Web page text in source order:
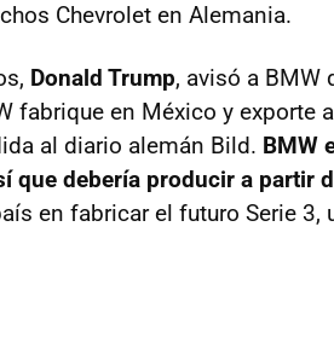
Chevrolet en Alemania.
Donald Trump, avisó a BMW
fabrique en México y exporte
al diario alemán Bild. BMW
que debería producir a partir
en fabricar el futuro Serie 3,